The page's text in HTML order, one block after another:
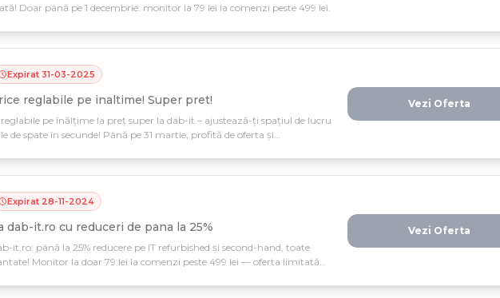
Doar până pe 1 decembrie: monitor la 79 lei la comenzi peste 499 lei.
Expirat 31-03-2025
reglabile pe inaltime! Super pret!
pe înălțime la preț super la dab-it – ajustează-ți spațiul de lucru
de spate în secunde! Până pe 31 martie, profită de oferta și
Vezi Oferta
Expirat 28-11-2024
dab-it.ro cu reduceri de pana la 25%
it.ro: până la 25% reducere pe IT refurbished și second-hand, toate
Monitor la doar 79 lei la comenzi peste 499 lei — oferta limitată
Vezi Oferta